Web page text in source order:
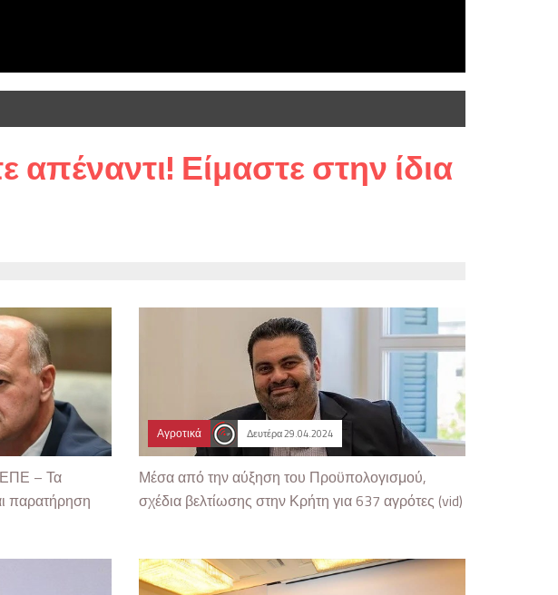
Είμαστε στην ίδια
– Τα
παρατήρηση
Αγροτικά Δευτέρα 29.04.2024
Μέσα από την αύξηση του Προϋπολογισμού,
σχέδια βελτίωσης στην Κρήτη για 637 αγρότες (vid)